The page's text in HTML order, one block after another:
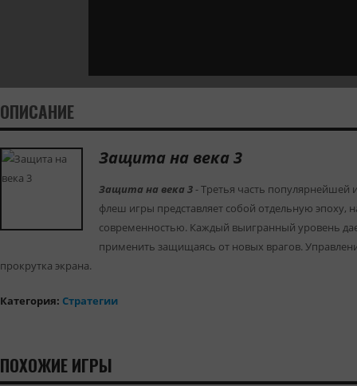
ОПИСАНИЕ
Защита на века 3
Защита на века 3- Третья часть популярнейшей
флеш игры представляет собой отдельную эпоху,
современностью. Каждый выигранный уровень
применить защищаясь от новых врагов.
прокрутка экрана.
Категория: Cтратегии
ПОХОЖИЕ ИГРЫ